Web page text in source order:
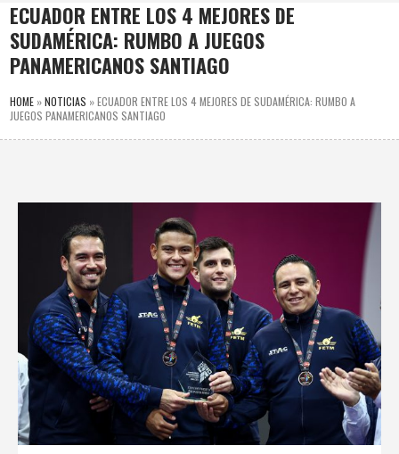
ECUADOR ENTRE LOS 4 MEJORES DE
SUDAMÉRICA: RUMBO A JUEGOS
PANAMERICANOS SANTIAGO
HOME »NOTICIAS »ECUADOR ENTRE LOS 4 MEJORES DE SUDAMÉRICA: RUMBO A
JUEGOS PANAMERICANOS SANTIAGO